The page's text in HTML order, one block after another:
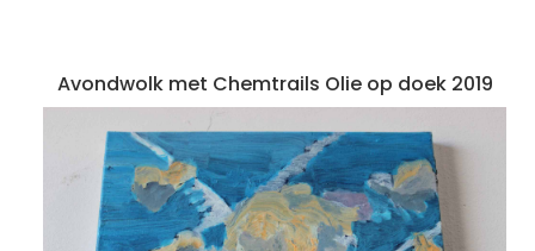
Avondwolk met Chemtrails Olie op doek 2019